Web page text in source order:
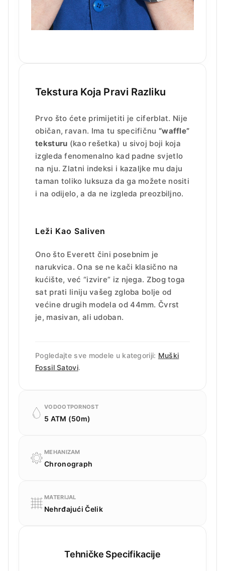
Tekstura Koja Pravi Razliku
Prvo što ćete primijetiti je ciferblat. Nije
običan, ravan. Ima tu specifičnu “waffle”
teksturu (kao rešetka) u sivoj boji koja
izgleda fenomenalno kad padne svjetlo
na nju. Zlatni indeksi i kazaljke mu daju
taman toliko luksuza da ga možete nositi
i na odijelo, a da ne izgleda preozbiljno.
Leži Kao Saliven
Ono što Everett čini posebnim je
narukvica. Ona se ne kači klasično na
kućište, već “izvire” iz njega. Zbog toga
sat prati liniju vašeg zgloba bolje od
većine drugih modela od 44mm. Čvrst
je, masivan, ali udoban.
Pogledajte sve modele u kategoriji: Muški
Fossil Satovi.
VODOOTPORNOST
5 ATM (50m)
MEHANIZAM
Chronograph
MATERIJAL
Nehrđajući Čelik
Tehničke Specifikacije